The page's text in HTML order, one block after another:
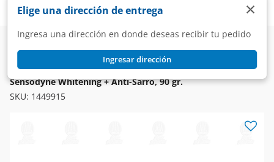
Elige una dirección de entrega
Ingresa una dirección en donde deseas recibir tu pedido
Ingresar dirección
×
Super Higiene y Belleza
Cuidado Bucal
Pasta Dentales
SENSODYNE
Sensodyne Whitening + Anti-Sarro, 90 gr.
SKU: 1449915